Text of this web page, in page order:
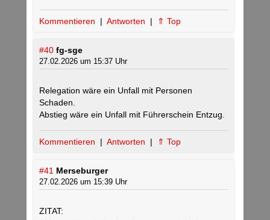
Kommentieren | Antworten | ⇑ Top
#40 fg-sge
27.02.2026 um 15:37 Uhr
Relegation wäre ein Unfall mit Personen
Schaden.
Abstieg wäre ein Unfall mit Führerschein Entzug.
Kommentieren | Antworten | ⇑ Top
#41 Merseburger
27.02.2026 um 15:39 Uhr
ZITAT: